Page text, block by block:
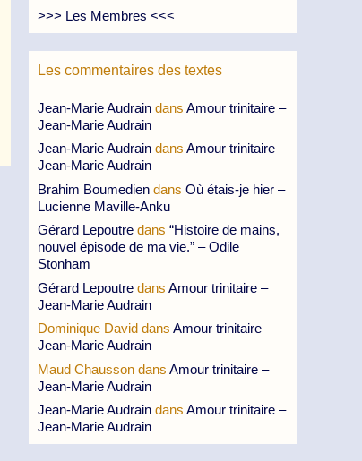
>>> Les Membres <<<
Les commentaires des textes
Jean-Marie Audrain dans Amour trinitaire –
Jean-Marie Audrain
Jean-Marie Audrain dans Amour trinitaire –
Jean-Marie Audrain
Brahim Boumedien dans Où étais-je hier –
Lucienne Maville-Anku
Gérard Lepoutre dans “Histoire de mains,
nouvel épisode de ma vie.” – Odile
Stonham
Gérard Lepoutre dans Amour trinitaire –
Jean-Marie Audrain
Dominique David dans Amour trinitaire –
Jean-Marie Audrain
Maud Chausson dans Amour trinitaire –
Jean-Marie Audrain
Jean-Marie Audrain dans Amour trinitaire –
Jean-Marie Audrain